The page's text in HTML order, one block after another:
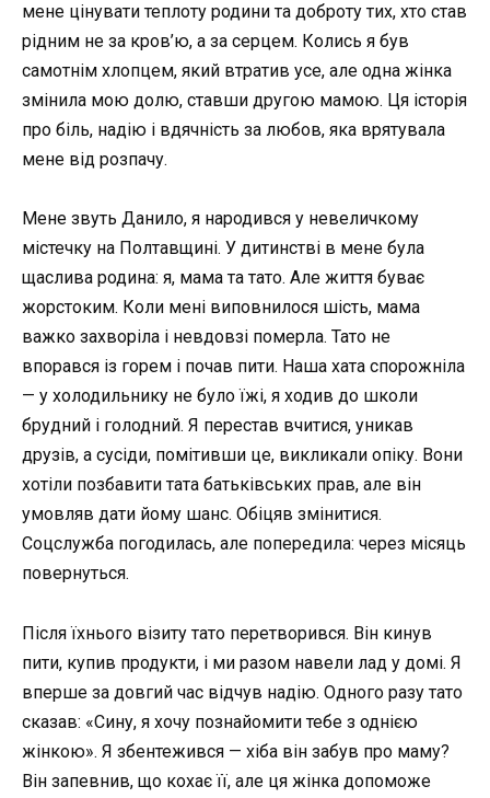
мене цінувати теплоту родини та доброту тих, хто став
рідним не за кров’ю, а за серцем. Колись я був
самотнім хлопцем, який втратив усе, але одна жінка
змінила мою долю, ставши другою мамою. Ця історія
про біль, надію і вдячність за любов, яка врятувала
мене від розпачу.
Мене звуть Данило, я народився у невеличкому
містечку на Полтавщині. У дитинстві в мене була
щаслива родина: я, мама та тато. Але життя буває
жорстоким. Коли мені виповнилося шість, мама
важко захворіла і невдовзі померла. Тато не
впорався із горем і почав пити. Наша хата спорожніла
— у холодильнику не було їжі, я ходив до школи
брудний і голодний. Я перестав вчитися, уникав
друзів, а сусіди, помітивши це, викликали опіку. Вони
хотіли позбавити тата батьківських прав, але він
умовляв дати йому шанс. Обіцяв змінитися.
Соцслужба погодилась, але попередила: через місяць
повернуться.
Після їхнього візиту тато перетворився. Він кинув
пити, купив продукти, і ми разом навели лад у домі. Я
вперше за довгий час відчув надію. Одного разу тато
сказав: «Сину, я хочу познайомити тебе з однією
жінкою». Я збентежився — хіба він забув про маму?
Він запевнив, що кохає її, але ця жінка допоможе